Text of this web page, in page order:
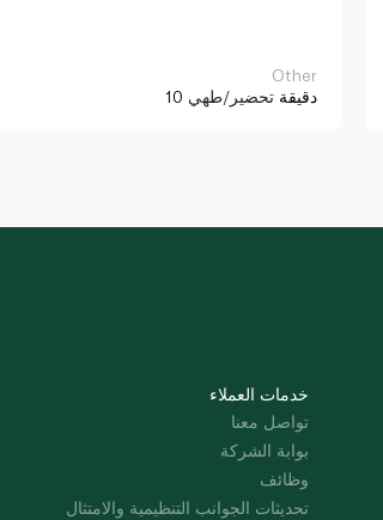
Other
10 دقيقة تحضير/طهي
خدمات العملاء
تواصل معنا
بوابة الشركة
وظائف
تحديثات الجوانب التنظيمية والامتثال